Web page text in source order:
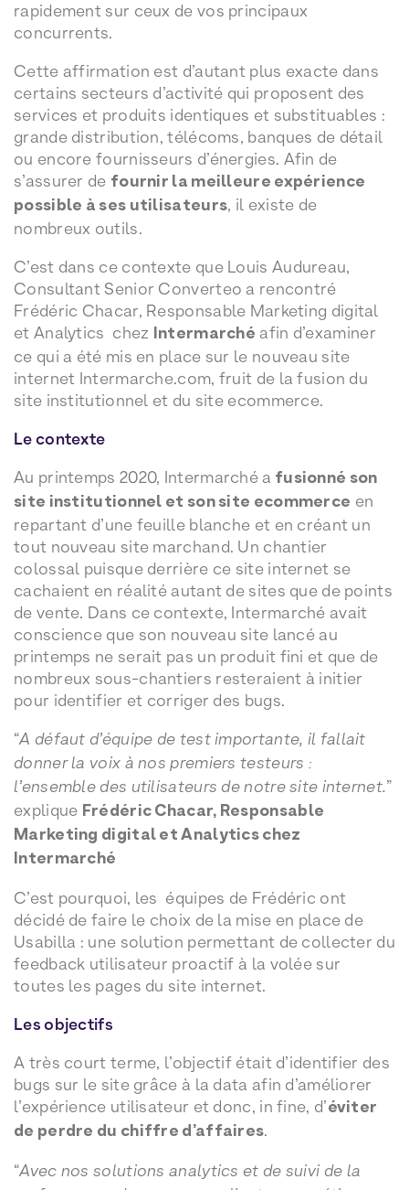
rapidement sur ceux de vos principaux
concurrents.
Cette affirmation est d’autant plus exacte dans
certains secteurs d’activité qui proposent des
services et produits identiques et substituables :
grande distribution, télécoms, banques de détail
ou encore fournisseurs d’énergies. Afin de
s’assurer de fournir la meilleure expérience
possible à ses utilisateurs, il existe de
nombreux outils.
C’est dans ce contexte que Louis Audureau,
Consultant Senior Converteo a rencontré
Frédéric Chacar, Responsable Marketing digital
et Analytics chez Intermarché afin d’examiner
ce qui a été mis en place sur le nouveau site
internet Intermarche.com, fruit de la fusion du
site institutionnel et du site ecommerce.
Le contexte
Au printemps 2020, Intermarché a fusionné son
site institutionnel et son site ecommerce en
repartant d’une feuille blanche et en créant un
tout nouveau site marchand. Un chantier
colossal puisque derrière ce site internet se
cachaient en réalité autant de sites que de points
de vente. Dans ce contexte, Intermarché avait
conscience que son nouveau site lancé au
printemps ne serait pas un produit fini et que de
nombreux sous-chantiers resteraient à initier
pour identifier et corriger des bugs.
“A défaut d’équipe de test importante, il fallait
donner la voix à nos premiers testeurs :
l’ensemble des utilisateurs de notre site internet.”
explique Frédéric Chacar, Responsable
Marketing digital et Analytics chez
Intermarché
C’est pourquoi, les équipes de Frédéric ont
décidé de faire le choix de la mise en place de
Usabilla : une solution permettant de collecter du
feedback utilisateur proactif à la volée sur
toutes les pages du site internet.
Les objectifs
A très court terme, l’objectif était d’identifier des
bugs sur le site grâce à la data afin d’améliorer
l’expérience utilisateur et donc, in fine, d’éviter
de perdre du chiffre d’affaires.
“Avec nos solutions analytics et de suivi de la